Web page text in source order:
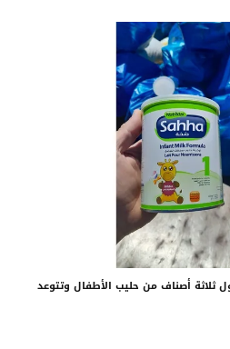
ثلاثة أصناف من حليب الأطفال وتتوعد